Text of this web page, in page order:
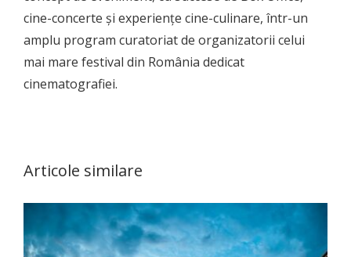
cine-concerte și experiențe cine-culinare, într-un
amplu program curatoriat de organizatorii celui
mai mare festival din România dedicat
cinematografiei.
Articole similare